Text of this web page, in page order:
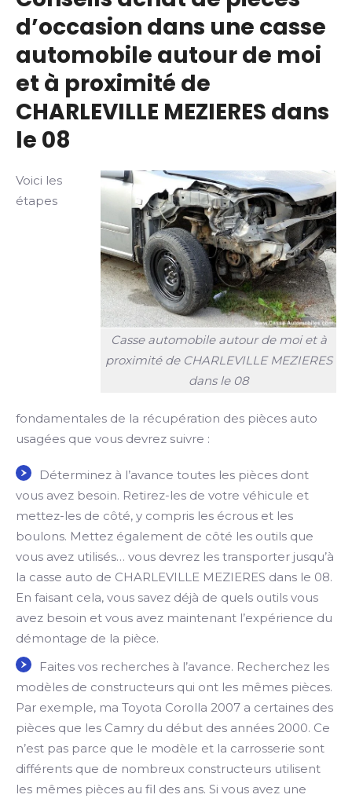
d’occasion dans une casse
automobile autour de moi
et à proximité de
CHARLEVILLE MEZIERES dans
le 08
Casse automobile autour de moi et à
proximité de CHARLEVILLE MEZIERES
dans le 08
Voici les
étapes
fondamentales de la récupération des pièces auto
usagées que vous devrez suivre :
Déterminez à l’avance toutes les pièces dont
vous avez besoin. Retirez-les de votre véhicule et
mettez-les de côté, y compris les écrous et les
boulons. Mettez également de côté les outils que
vous avez utilisés… vous devrez les transporter jusqu’à
la casse auto de CHARLEVILLE MEZIERES dans le 08.
En faisant cela, vous savez déjà de quels outils vous
avez besoin et vous avez maintenant l’expérience du
démontage de la pièce.
Faites vos recherches à l’avance. Recherchez les
modèles de constructeurs qui ont les mêmes pièces.
Par exemple, ma Toyota Corolla 2007 a certaines des
pièces que les Camry du début des années 2000. Ce
n’est pas parce que le modèle et la carrosserie sont
différents que de nombreux constructeurs utilisent
les mêmes pièces au fil des ans. Si vous avez une